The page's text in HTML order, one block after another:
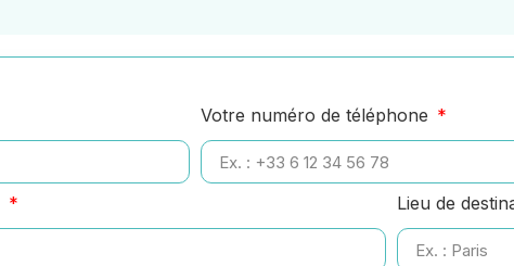
Votre numéro de téléphone
Lieu de